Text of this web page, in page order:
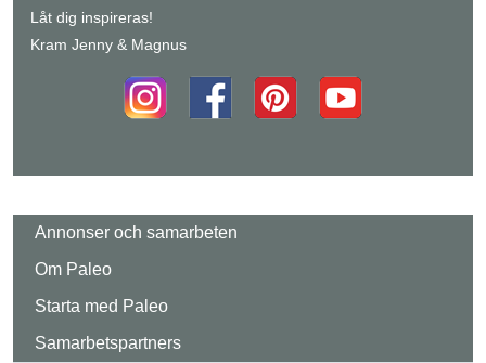
Låt dig inspireras!
Kram Jenny & Magnus
Annonser och samarbeten
Om Paleo
Starta med Paleo
Samarbetspartners